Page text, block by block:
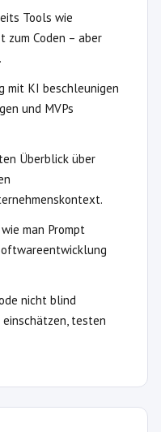
Tools wie
zum Coden – aber
mit KI beschleunigen
und MVPs
Überblick über
man Prompt
nicht blind
testen